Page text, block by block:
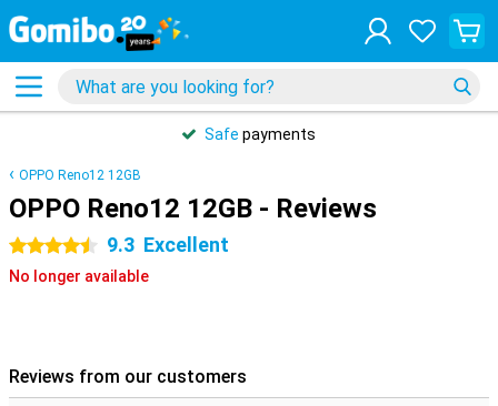
Safe payments
OPPO Reno12 12GB
OPPO Reno12 12GB - Reviews
4.5 stars 9.3 Excellent
No longer available
Reviews from our customers